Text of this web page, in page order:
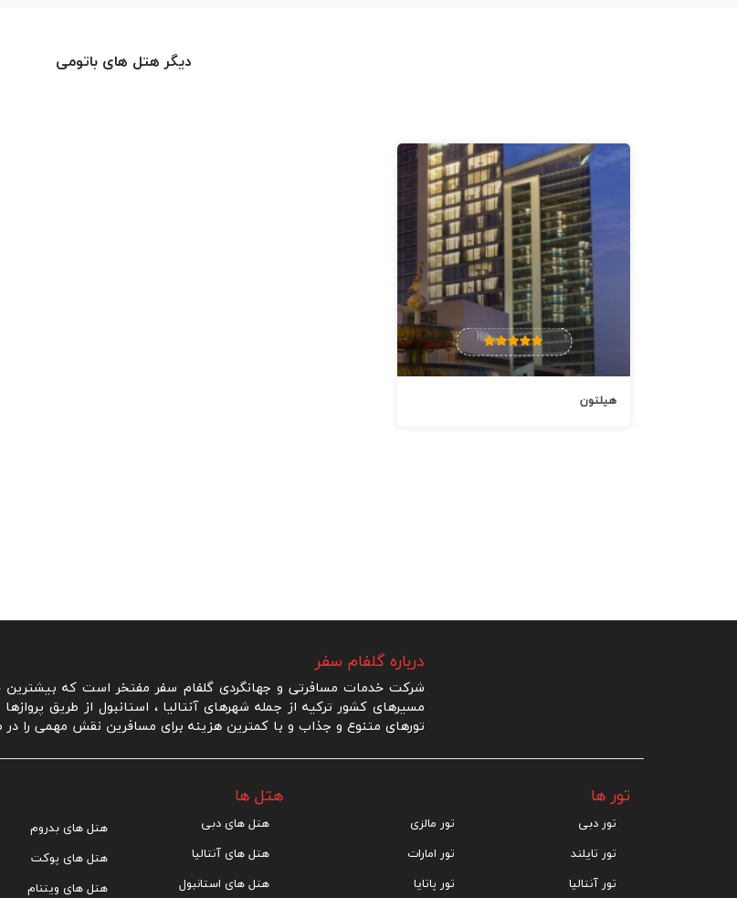
دیگر هتل های باتومی
هیلتون
درباره گلفام سفر
شرکت خدمات مسافرتی و جهانگردی گلفام سفر مفتخر است که
مسیرهای کشور ترکیه از جمله شهرهای آنتالیا ، استانبول از طریق
تورهای متنوع و جذاب و با کمترین هزینه برای مسافرین نقش مهمی را در
تور ها
تور دبی
تور تایلند
تور آنتالیا
تور مالزی
تور امارات
تور پاتایا
هتل ها
هتل های دبی
هتل های آنتالیا
هتل های استانبول
هتل های بدروم
هتل های پوکت
هتل های ویتنام